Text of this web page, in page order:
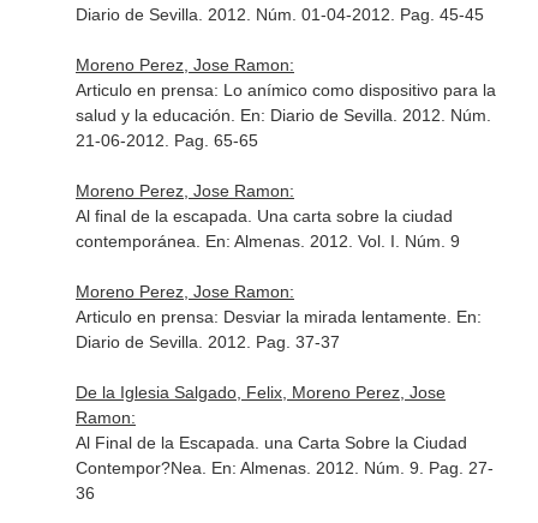
Diario de Sevilla . 2012. Núm. 01-04-2012. Pag. 45-45
Moreno Perez, Jose Ramon:
Articulo en prensa: Lo anímico como dispositivo para la
salud y la educación. En: Diario de Sevilla . 2012. Núm.
21-06-2012. Pag. 65-65
Moreno Perez, Jose Ramon:
Al final de la escapada. Una carta sobre la ciudad
contemporánea. En: Almenas. 2012. Vol. I. Núm. 9
Moreno Perez, Jose Ramon:
Articulo en prensa: Desviar la mirada lentamente. En:
Diario de Sevilla . 2012. Pag. 37-37
De la Iglesia Salgado, Felix, Moreno Perez, Jose
Ramon:
Al Final de la Escapada. una Carta Sobre la Ciudad
Contempor?Nea. En: Almenas. 2012. Núm. 9. Pag. 27-
36